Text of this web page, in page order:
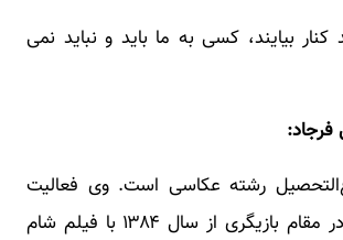
بیایند، کسی به ما باید و نباید نمی
فرجاد:
رشته عکاسی است. وی فعالیت
سینمایی خود را در مقام بازیگری از سال ۱۳۸۴ با فیلم شام